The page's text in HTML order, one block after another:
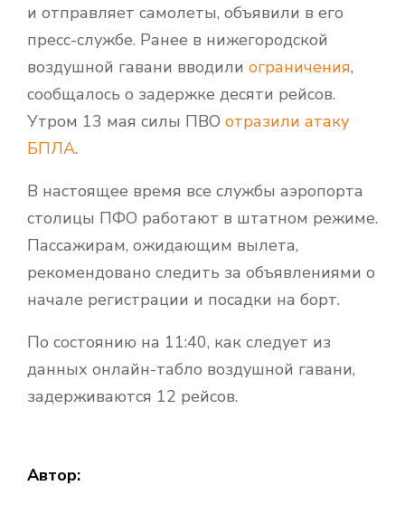
и отправляет самолеты, объявили в его
пресс-службе. Ранее в нижегородской
воздушной гавани вводили ограничения,
сообщалось о задержке десяти рейсов.
Утром 13 мая силы ПВО отразили атаку
БПЛА.
В настоящее время все службы аэропорта
столицы ПФО работают в штатном режиме.
Пассажирам, ожидающим вылета,
рекомендовано следить за объявлениями о
начале регистрации и посадки на борт.
По состоянию на 11:40, как следует из
данных онлайн-табло воздушной гавани,
задерживаются 12 рейсов.
Автор: